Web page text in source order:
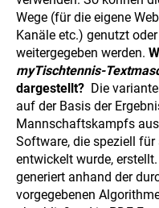
Wege (für die eigene
Kanäle etc.) genutzt
weitergegeben werden.
myTischtennis-
dargestellt? Die
auf der Basis der
Mannschaftskampfs
Software, die speziell
entwickelt wurde,
generiert anhand der
vorgegebenen